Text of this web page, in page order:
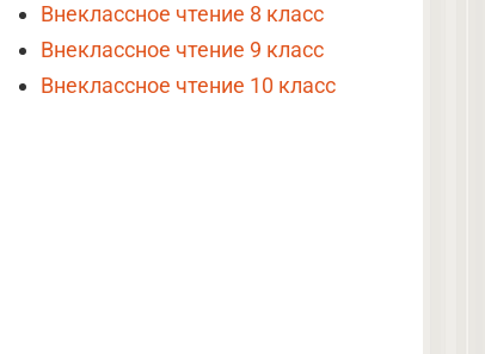
Внеклассное чтение 8 класс
Внеклассное чтение 9 класс
Внеклассное чтение 10 класс